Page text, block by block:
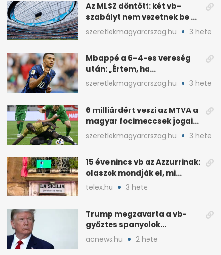
Az MLSZ döntött: két vb-
szabályt nem vezetnek be az
NB I-ben
szeretlekmagyarorszag.hu 3 hete
Mbappé a 6–4-es vereség
után: „Értem, ha
pofátlanságnak tűnt”
szeretlekmagyarorszag.hu 3 hete
6 milliárdért veszi az MTVA a
magyar focimeccsek jogait
a 2026–27-es idényre
szeretlekmagyarorszag.hu 3 hete
15 éve nincs vb az Azzurrinak:
olaszok mondják el, mi
romlott el
telex.hu 3 hete
Trump megzavarta a vb-
győztes spanyolok
ünneplését a trófeaátadón
acnews.hu 2 hete